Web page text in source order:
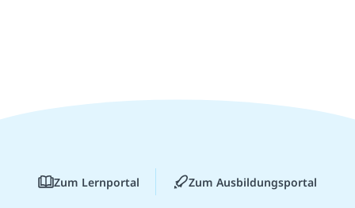
Zum Lernportal Zum Ausbildungsportal